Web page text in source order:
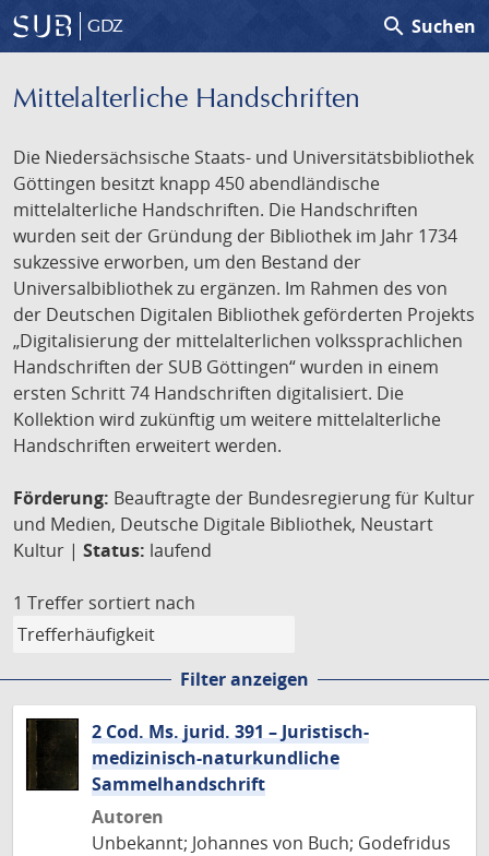
GDZ search Suchen
Mittelalterliche Handschriften
Die Niedersächsische Staats- und Universitätsbibliothek
Göttingen besitzt knapp 450 abendländische
mittelalterliche Handschriften. Die Handschriften
wurden seit der Gründung der Bibliothek im Jahr 1734
sukzessive erworben, um den Bestand der
Universalbibliothek zu ergänzen. Im Rahmen des von
der Deutschen Digitalen Bibliothek geförderten Projekts
„Digitalisierung der mittelalterlichen volkssprachlichen
Handschriften der SUB Göttingen“ wurden in einem
ersten Schritt 74 Handschriften digitalisiert. Die
Kollektion wird zukünftig um weitere mittelalterliche
Handschriften erweitert werden.
Förderung: Beauftragte der Bundesregierung für Kultur
und Medien, Deutsche Digitale Bibliothek, Neustart
Kultur | Status: laufend
1 Treffer sortiert nach
Filter anzeigen
2 Cod. Ms. jurid. 391 – Juristisch-
medizinisch-naturkundliche
Sammelhandschrift
Autoren
Unbekannt; Johannes von Buch; Godefridus